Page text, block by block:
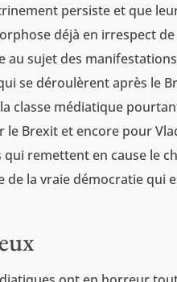
persiste et que
déjà en irrespect
au sujet des
se déroulèrent après le
classe médiatique
Brexit et encore pour
remettent en cause le
de la vraie démocratie